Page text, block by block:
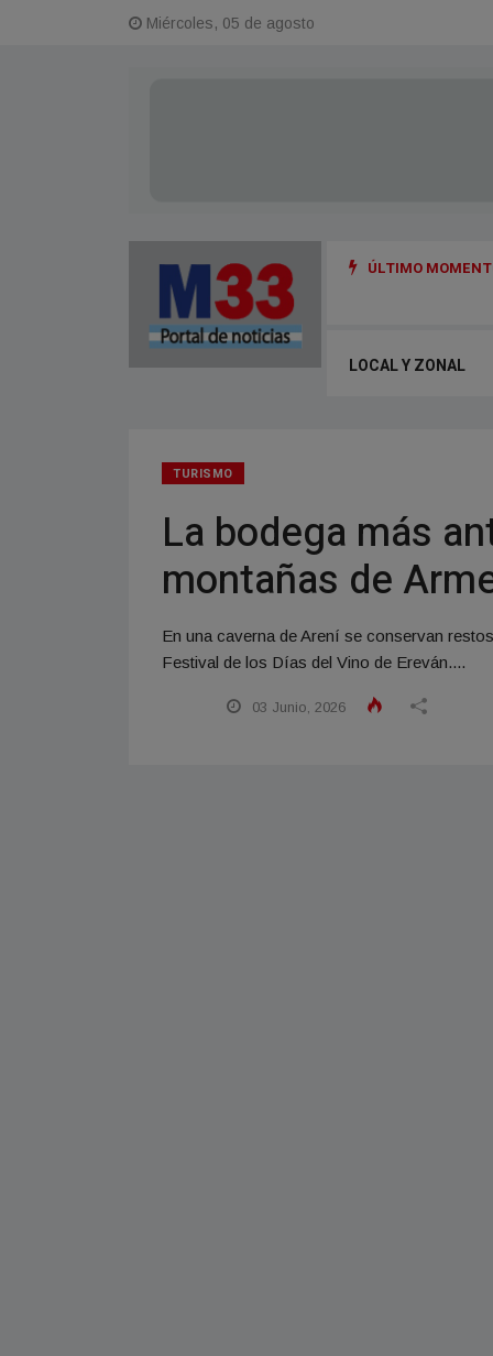
Miércoles, 05 de agosto
ÚLTIMO
ORDENANZA PARA CUIDAR LOS CAMINOS RURALES
LOCAL Y ZONAL
TURISMO
La bodega más
montañas de
En una caverna de Arení se conservan
Festival de los Días del Vino de Ereván....
03 Junio, 2026